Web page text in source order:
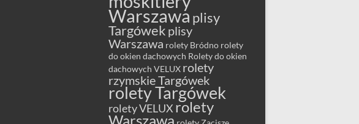
Warszawa plisy
Targówek plisy
Warszawa rolety Bródno rolety
do okien dachowych Rolety do okien
dachowych VELUX rolety
rzymskie Targówek
rolety Targówek
rolety VELUX rolety
Warszawa